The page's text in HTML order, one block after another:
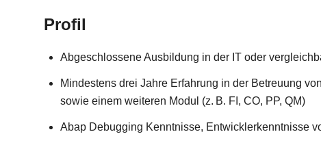
Profil
Abgeschlossene Ausbildung in der IT oder
Mindestens drei Jahre Erfahrung in der Betreuung
sowie einem weiteren Modul (z. B. FI, CO, PP, QM)
Abap Debugging Kenntnisse, Entwicklerkenntnisse